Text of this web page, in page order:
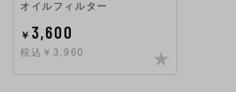
オイルフィルター
￥ 3,600
税込￥3,960